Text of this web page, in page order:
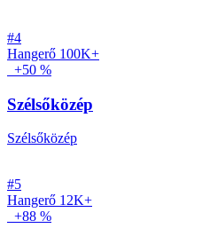
#4
Hangerő 100K+
+50 %
Szélsőközép
Szélsőközép
#5
Hangerő 12K+
+88 %